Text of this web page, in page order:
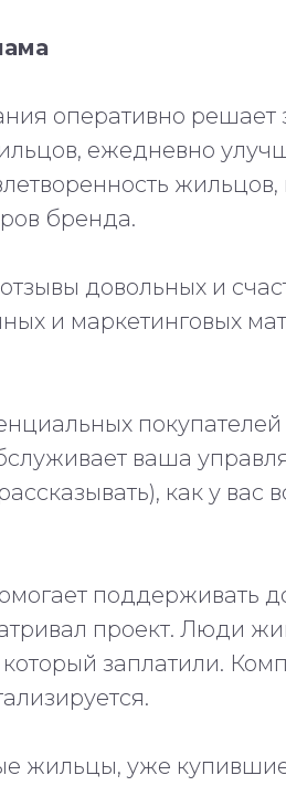
оперативно решает
ежедневно
бренда.
довольных и
и маркетинговых
покупателей
ваша
как у вас
поддерживать
проект. Люди
заплатили.
жильцы, уже